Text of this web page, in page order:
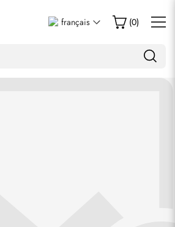
français (0)
un commentaire
acheté cet article sont autorisés à